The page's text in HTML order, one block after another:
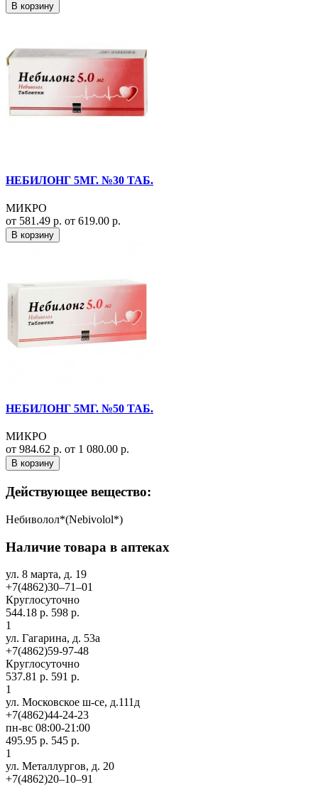
В корзину
НЕБИЛОНГ 5МГ. №30 ТАБ.
МИКРО
от 581.49 р. от 619.00 р.
В корзину
НЕБИЛОНГ 5МГ. №50 ТАБ.
МИКРО
от 984.62 р. от 1 080.00 р.
В корзину
Действующее вещество:
Небиволол*(Nebivolol*)
Наличие товара в аптеках
ул. 8 марта, д. 19
+7(4862)30‒71‒01
Круглосуточно
544.18 р. 598 р.
1
ул. Гагарина, д. 53а
+7(4862)59-97-48
Круглосуточно
537.81 р. 591 р.
1
ул. Московское ш-се, д.111д
+7(4862)44-24-23
пн-вс 08:00-21:00
495.95 р. 545 р.
1
ул. ​Металлургов, д. 20
+7(4862)20‒10‒91